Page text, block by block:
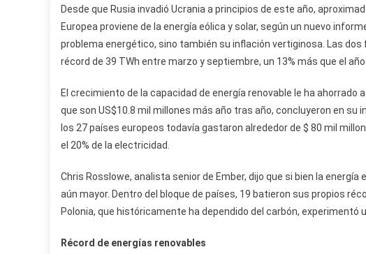
Desde que Rusia invadió Ucrania a principios de este año,
Europea proviene de la energía eólica y solar, según un nuevo
problema energético, sino también su inflación vertiginosa. Las
récord de 39 TWh entre marzo y septiembre, un 13% más que el
El crecimiento de la capacidad de energía renovable le ha ahorrado
que son US$10.8 mil millones más año tras año, concluyeron en su
los 27 países europeos todavía gastaron alrededor de $ 80 mil
el 20% de la electricidad.
Chris Rosslowe, analista senior de Ember, dijo que si bien la
aún mayor. Dentro del bloque de países, 19 batieron sus propios
Polonia, que históricamente ha dependido del carbón, experimentó
Récord de energías renovables